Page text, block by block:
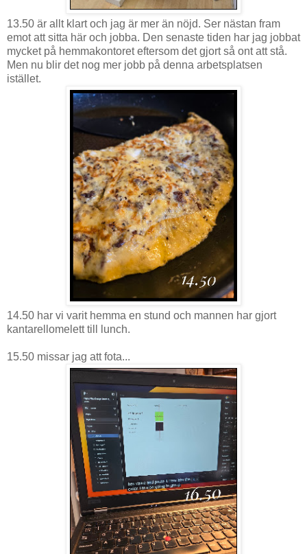
13.50 är allt klart och jag är mer än nöjd. Ser nästan fram
emot att sitta här och jobba. Den senaste tiden har jag jobbat
mycket på hemmakontoret eftersom det gjort så ont att stå.
Men nu blir det nog mer jobb på denna arbetsplatsen
istället.
14.50 har vi varit hemma en stund och mannen har gjort
kantarellomelett till lunch.
15.50 missar jag att fota...